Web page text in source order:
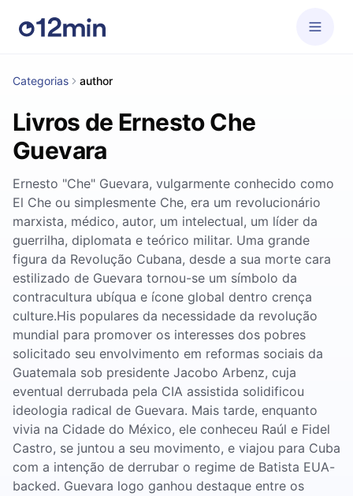
Categorias author
Livros de Ernesto Che
Guevara
Ernesto "Che" Guevara, vulgarmente conhecido como
El Che ou simplesmente Che, era um revolucionário
marxista, médico, autor, um intelectual, um líder da
guerrilha, diplomata e teórico militar. Uma grande
figura da Revolução Cubana, desde a sua morte cara
estilizado de Guevara tornou-se um símbolo da
contracultura ubíqua e ícone global dentro crença
culture.His populares da necessidade da revolução
mundial para promover os interesses dos pobres
solicitado seu envolvimento em reformas sociais da
Guatemala sob presidente Jacobo Arbenz, cuja
eventual derrubada pela CIA assistida solidificou
ideologia radical de Guevara. Mais tarde, enquanto
vivia na Cidade do México, ele conheceu Raúl e Fidel
Castro, se juntou a seu movimento, e viajou para Cuba
com a intenção de derrubar o regime de Batista EUA-
backed. Guevara logo ganhou destaque entre os